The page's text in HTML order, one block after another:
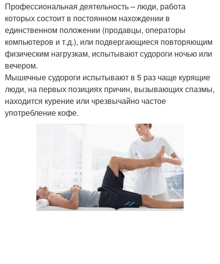
Профессиональная деятельность – люди, работа
которых состоит в постоянном нахождении в
единственном положении (продавцы, операторы
компьютеров и т.д.), или подвергающиеся повторяющим
физическим нагрузкам, испытывают судороги ночью или
вечером.
Мышечные судороги испытывают в 5 раз чаще курящие
люди, на первых позициях причин, вызывающих спазмы,
находится курение или чрезвычайно частое
употребление кофе.